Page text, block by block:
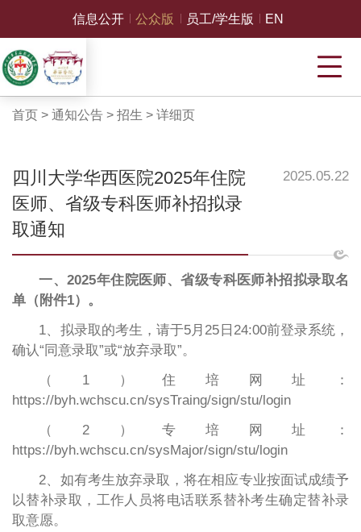
信息公开 公众版 员工/学生版 EN
首页 > 通知公告> 招生 > 详细页
四川大学华西医院2025年住院
医师、省级专科医师补招拟录
取通知
2025.05.22
一、2025年住院医师、省级专科医师补招拟录取名
单（附件1）。
1、 拟录取的考生，请于5月25日24:00前登录系统，
确认“同意录取”或“放弃录取”。
（1）住培网址：
https://byh.wchscu.cn/sysTraing/sign/stu/login
（2）专培网址：
https://byh.wchscu.cn/sysMajor/sign/stu/login
2、如有考生放弃录取，将在相应专业按面试成绩予
以替补录取，工作人员将电话联系替补考生确定替补录
取意愿。